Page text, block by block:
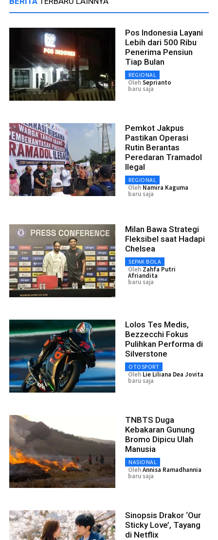
Pos Indonesia Layani
Lebih dari 500 Ribu
Penerima Pensiun
Tiap Bulan
REGIONAL
OlehSeprianto
baru saja
Pemkot Jakpus
Pastikan Operasi
Rutin Berantas
Peredaran Tramadol
Ilegal
REGIONAL
Oleh Namira Kaguma
baru saja
Milan Bawa Strategi
Fleksibel saat Hadapi
Chelsea
SEPAK BOLA
Oleh Zahfa Putri
Afriandita
baru saja
Lolos Tes Medis,
Bezzecchi Fokus
Pulihkan Performa di
Silverstone
OTOSPORT
Oleh Lie Liliana Dea Jovita
baru saja
TNBTS Duga
Kebakaran Gunung
Bromo Dipicu Ulah
Manusia
NASIONAL
OlehAnnisa Ramadhannia
baru saja
Sinopsis Drakor ‘Our
Sticky Love’, Tayang
di Netflix